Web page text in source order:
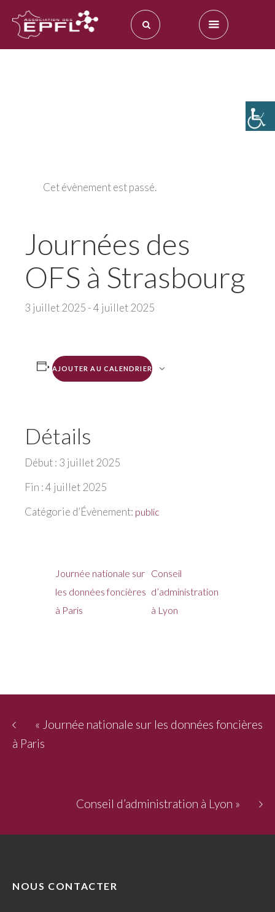
Cet évènement est passé.
Journées des
OFS à Strasbourg
3 juillet 2025 -4 juillet 2025
AJOUTER AU CALENDRIER
Détails
Début : 3 juillet 2025
Fin :4 juillet 2025
Catégorie d’Évènement: public
Journée nationale sur
les données foncières
à Paris
Conseil
d’administration
à Lyon
« Journée nationale sur les données foncières
à Paris
Conseil d’administration à Lyon »
NOUS CONTACTER